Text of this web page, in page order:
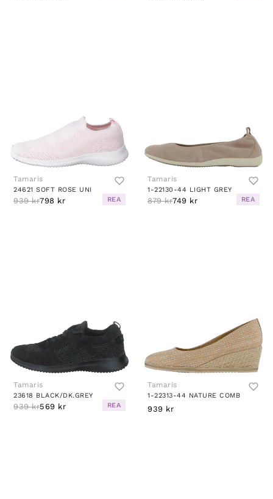
Tamaris
24621 SOFT ROSE UNI
939 kr798 kr REA
Tamaris
1-22130-44 LIGHT GREY
879 kr749 kr REA
Tamaris
23618 BLACK/DK.GREY
939 kr569 kr REA
Tamaris
1-22313-44 NATURE COMB
939 kr